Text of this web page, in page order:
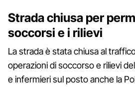
Strada chiusa per
soccorsi e i rilievi
La strada è stata chiusa al
operazioni di soccorso e rilievi
e infermieri sul posto anche la